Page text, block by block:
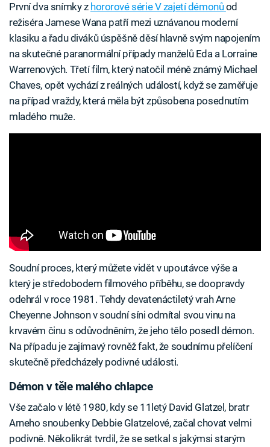
První dva snímky z hororové série V zajetí démonůod
režiséra Jamese Wana patří mezi uznávanou moderní
klasiku a řadu diváků úspěšně děsí hlavně svým napojením
na skutečné paranormální případy manželů Eda a Lorraine
Warrenových. Třetí film, který natočil méně známý Michael
Chaves, opět vychází z reálných událostí, když se zaměřuje
na případ vraždy, která měla být způsobena posednutím
mladého muže.
Soudní proces, který můžete vidět v upoutávce výše a
který je středobodem filmového příběhu, se doopravdy
odehrál v roce 1981. Tehdy devatenáctiletý vrah Arne
Cheyenne Johnson v soudní síni odmítal svou vinu na
krvavém činu s odůvodněním, že jeho tělo posedl démon.
Na případu je zajímavý rovněž fakt, že soudnímu přelíčení
skutečně předcházely podivné události.
Démon v těle malého chlapce
Vše začalo v létě 1980, kdy se 11letý David Glatzel, bratr
Arneho snoubenky Debbie Glatzelové, začal chovat velmi
podivně. Několikrát tvrdil, že se setkal s jakýmsi starým